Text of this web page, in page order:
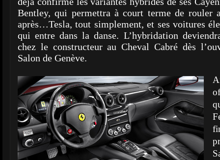
Bentley, qui permettra à court terme de rouler
après…Tesla, tout simplement, et ses voitures
qui entre dans la danse. L’hybridation
chez le constructeur au Cheval Cabré dès
Salon de Genève.